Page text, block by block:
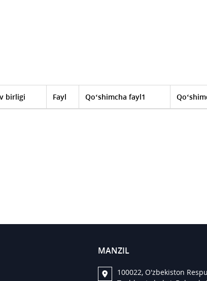
birligi Fayl Qo‘shimcha fayl1
MANZIL
100022, O'zbekiston